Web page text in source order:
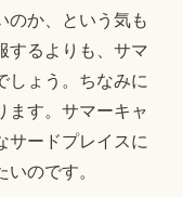
のか、という気も
するよりも、サマ
しょう。ちなみに
ます。サマーキャ
サードプレイスに
のです。